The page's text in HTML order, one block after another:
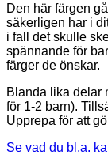
Den här färgen
säkerligen har i
i fall det skulle
spännande för
färger de önskar.
Blanda lika delar
för 1-2 barn).
Upprepa för att
Se vad du bl.a.